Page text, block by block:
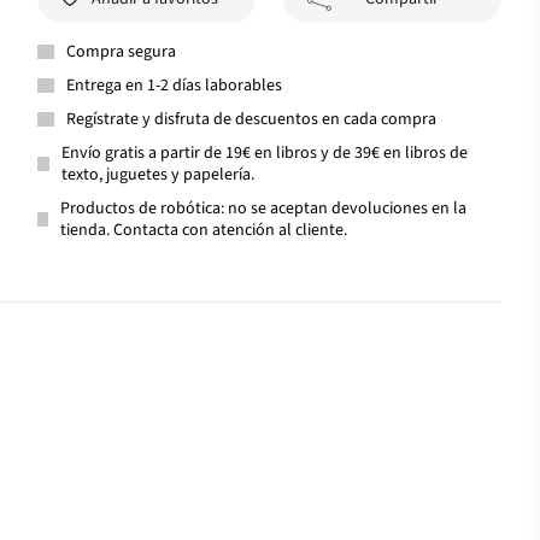
Compra segura
Entrega en 1-2 días laborables
Regístrate y disfruta de descuentos en cada compra
Envío gratis a partir de 19€ en libros y de 39€ en libros de
texto, juguetes y papelería.
Productos de robótica: no se aceptan devoluciones en la
tienda. Contacta con atención al cliente.